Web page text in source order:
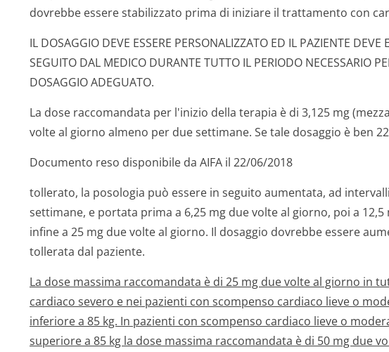
dovrebbe essere stabilizzato prima di iniziare il trattamento con
IL DOSAGGIO DEVE ESSERE PERSONALIZZATO ED IL PAZIENTE DEVE
SEGUITO DAL MEDICO DURANTE TUTTO IL PERIODO NECESSARIO
DOSAGGIO ADEGUATO.
La dose raccomandata per l'inizio della terapia è di 3,125 mg
volte al giorno almeno per due settimane. Se tale dosaggio è ben 22
Documento reso disponibile da AIFA il 22/06/2018
tollerato, la posologia può essere in seguito aumentata, ad
settimane, e portata prima a 6,25 mg due volte al giorno, poi a
infine a 25 mg due volte al giorno. Il dosaggio dovrebbe essere
tollerata dal paziente.
La dose massima raccomandata è di 25 mg due volte al giorno in
cardiaco severo e nei pazienti con scompenso cardiaco lieve o
inferiore a 85 kg. In pazienti con scompenso cardiaco lieve o
superiore a 85 kg la dose massima raccomandata è di 50 mg due